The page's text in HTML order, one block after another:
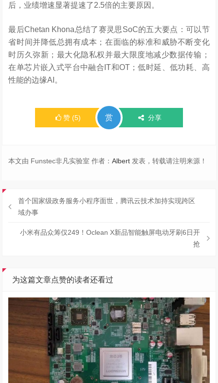
后，业绩增速显著提速了2.5倍的主要原因。
最后Chetan Khona总结了赛灵思SoC的五大要点：可以节
省时间并降低总拥有成本；在面临的标准和威胁不断变化
时历久弥新；最大化隐私权并最大限度地减少数据传输；
在单芯片嵌入式平台中融合IT和OT；低时延、低功耗、高
性能的边缘AI。
赞 (5) 赏 分享
本文由 Funstec非凡实验室 作者：Albert 发表，转载请注明来源！
首个国家级政务服务小程序面世，腾讯云技术加持实现跨区
域办事
小米有品众筹仅249！Oclean X新品智能触屏电动牙刷6日开
抢
为这篇文章点赞的读者还看过